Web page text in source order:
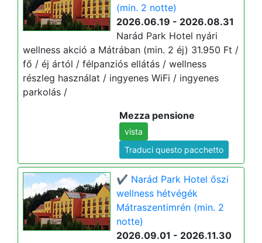
(min. 2 notte)
2026.06.19 - 2026.08.31
Narád Park Hotel nyári
wellness akció a Mátrában (min. 2 éj) 31.950 Ft /
fő / éj ártól / félpanziós ellátás / wellness
részleg használat / ingyenes WiFi / ingyenes
parkolás /
Mezza pensione
vista
Traduci questo pacchetto
✔️ Narád Park Hotel őszi
wellness hétvégék
Mátraszentimrén (min. 2
notte)
2026.09.01 - 2026.11.30